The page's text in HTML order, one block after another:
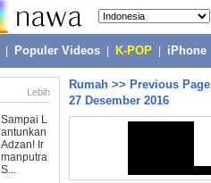
Populer Videos K-POP iPhone
Lebih
Sampai L
antunkan
Adzan! Ir
manputra
S...
Rumah >> Previous Page
27 Desember 2016